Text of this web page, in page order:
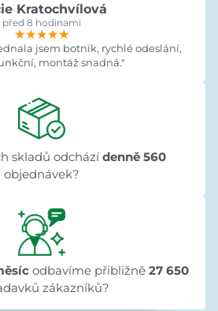
Kratochvílová
před 8 hodinami
★★★★★
★★★★★
★★★★★
jsem botník, rychlé odeslání,
montáž snadná."
skladů odchází denně 560
objednávek?
odbavíme přibližně 27 650
zákazníků?